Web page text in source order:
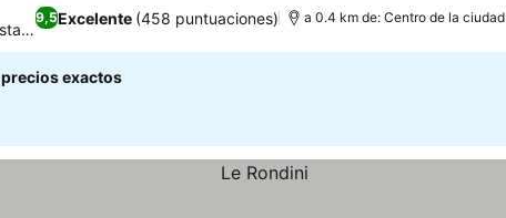
9,5Excelente (458 puntuaciones) a 0.4 km de: Centro de la ciudad
exactos